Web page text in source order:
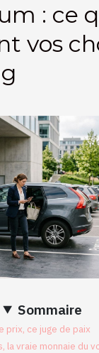
: ce
vos
Sommaire
prix, ce juge de paix
la vraie monnaie du